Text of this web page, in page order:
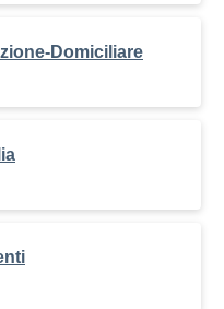
Domiciliare